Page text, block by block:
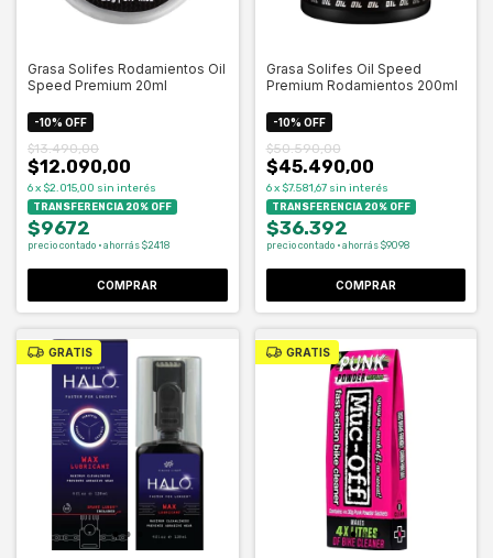
Grasa Solifes Rodamientos Oil
Speed Premium 20ml
-10% OFF
$12.090,00
$13.490,00
6x $2.015,00 sin interés
TRANSFERENCIA 20% OFF
$9672
precio contado · ahorrás $2418
Grasa Solifes Oil Speed
Premium Rodamientos 200ml
-10% OFF
$45.490,00
$50.590,00
6 x $7.581,67 sin interés
TRANSFERENCIA 20% OFF
$36.392
precio contado · ahorrás $9098
GRATIS GRATIS